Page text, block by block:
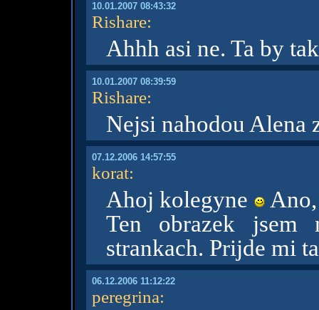
10.01.2007 08:43:32
Rishare:
Ahhh asi ne. Ta by
10.01.2007 08:39:59
Rishare:
Nejsi nahodou Alena
07.12.2006 14:57:55
korat:
Ahoj kolegyne
Ano,
Ten obrazek jsem
strankach. Prijde mi
06.12.2006 11:12:22
peregrina: